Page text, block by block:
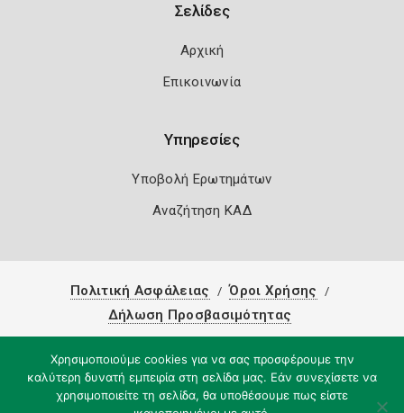
Σελίδες
Αρχική
Επικοινωνία
Υπηρεσίες
Υποβολή Ερωτημάτων
Αναζήτηση ΚΑΔ
Πολιτική Ασφάλειας
Όροι Χρήσης
Δήλωση Προσβασιμότητας
Χρησιμοποιούμε cookies για να σας προσφέρουμε την
καλύτερη δυνατή εμπειρία στη σελίδα μας. Εάν συνεχίσετε να
χρησιμοποιείτε τη σελίδα, θα υποθέσουμε πως είστε